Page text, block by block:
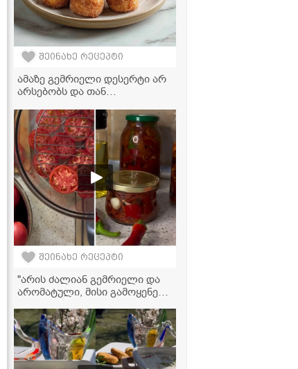
შეინახე რეცეპტი
ამაზე გემრიელი დესერტი არ
არსებობს და თან
დონატები აეროგრილში!
შეინახე რეცეპტი
"არის ძალიან გემრიელი და
არომატული, მისი გამოყენება
კერძთან და სალათასთან" -
პამიდვრის მარინადი